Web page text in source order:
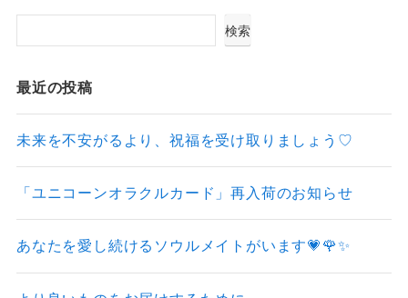
検索
最近の投稿
未来を不安がるより、祝福を受け取りましょう♡
「ユニコーンオラクルカード」再入荷のお知らせ
あなたを愛し続けるソウルメイトがいます💗🌹✨